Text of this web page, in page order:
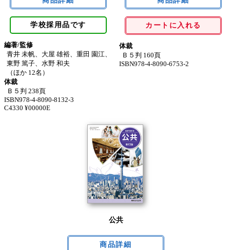
学校採用品です
編著/監修
青井 未帆、大屋 雄裕、重田 園江、
東野 篤子、水野 和夫
（ほか 12名）
体裁
Ｂ５判 238頁
ISBN978-4-8090-8132-3
C4330 ¥00000E
カートに入れる
体裁
Ｂ５判 160頁
ISBN978-4-8090-6753-2
公共